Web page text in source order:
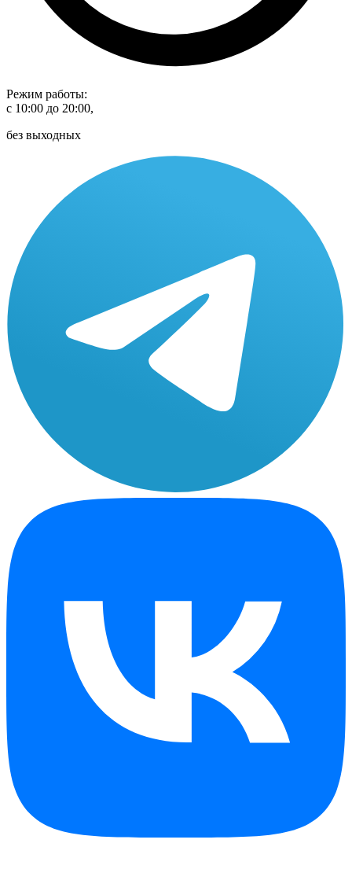
Режим работы:
с 10:00 до 20:00,
без выходных